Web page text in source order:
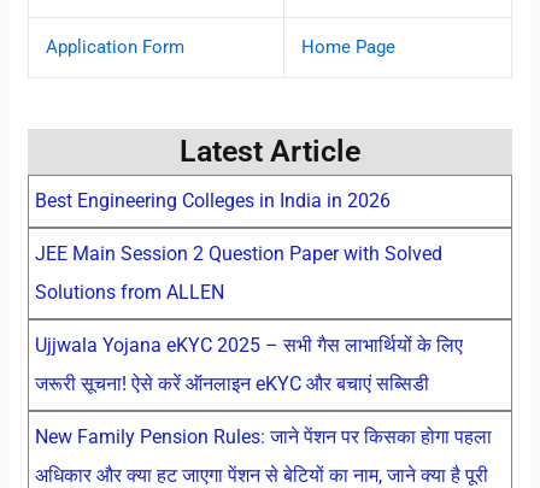
Application Form Home Page
Latest Article
Best Engineering Colleges in India in 2026
JEE Main Session 2 Question Paper with Solved
Solutions from ALLEN
Ujjwala Yojana eKYC 2025 – सभी गैस लाभार्थियों के लिए
जरूरी सूचना! ऐसे करें ऑनलाइन eKYC और बचाएं सब्सिडी
New Family Pension Rules: जाने पेंशन पर किसका होगा पहला
अधिकार और क्या हट जाएगा पेंशन से बेटियों का नाम, जाने क्या है पूरी